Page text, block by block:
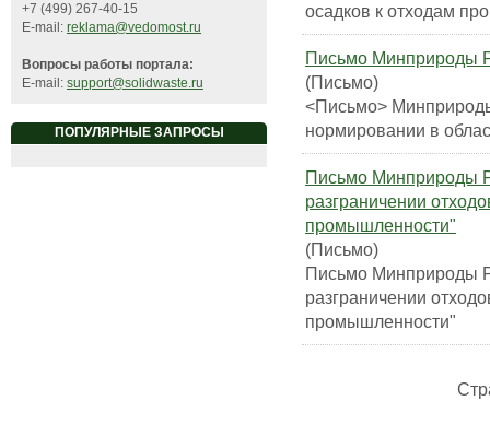
+7 (499) 267-40-15
E-mail: reklama@vedomost.ru
Вопросы работы портала:
E-mail: support@solidwaste.ru
ПОПУЛЯРНЫЕ ЗАПРОСЫ
осадков к отходам
Письмо Минприроды
(Письмо)
<Письмо>
нормировании в
Письмо Минприроды
разграничении
промышленности"
(Письмо)
Письмо Минприроды
разграничении
промышленности"